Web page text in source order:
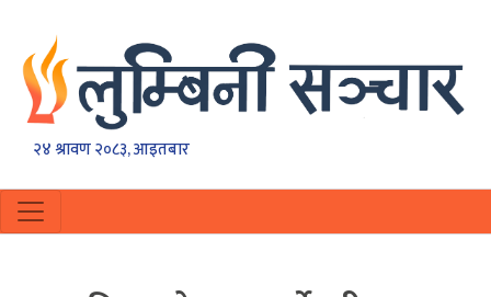
२४ श्रावण २०८३, आइतबार